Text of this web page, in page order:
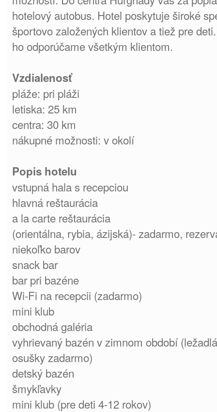
hotelový autobus. Hotel poskytuje široké
športovo založených klientov a tiež pre
ho odporúčame všetkým klientom.
Vzdialenosť
pláže: pri pláži
letiska: 25 km
centra: 30 km
nákupné možnosti: v okolí
Popis hotelu
vstupná hala s recepciou
hlavná reštaurácia
a la carte reštaurácia
(orientálna, rybia, ázijská)- zadarmo,
niekoľko barov
snack bar
bar pri bazéne
Wi-Fi na recepcii (zadarmo)
mini klub
obchodná galéria
vyhrievaný bazén v zimnom období
osušky zadarmo)
detský bazén
šmykľavky
mini klub (pre deti 4-12 rokov)